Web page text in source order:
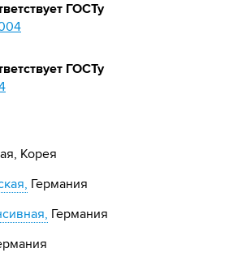
Корея
Германия
Германия
ГОСТу
ГОСТу